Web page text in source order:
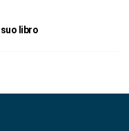
libro